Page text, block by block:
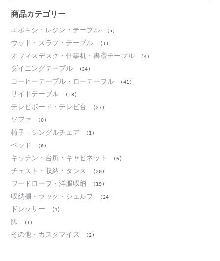
ブ
商品カテゴリー
エポキシ・レジン・テーブル (5)
ウッド・スラブ・テーブル (11)
オフィスデスク・仕事机・書斎テーブル (4)
ダイニングテーブル (34)
コーヒーテーブル・ローテーブル (41)
サイドテーブル (18)
テレビボード・テレビ台 (27)
ソファ (0)
椅子・シングルチェア (1)
ベッド (0)
キッチン・台所・キャビネット (6)
チェスト・収納・タンス (20)
ワードローブ・洋服収納 (19)
収納棚・ラック・シェルフ (24)
ドレッサー (4)
脚 (1)
その他・カスタマイズ (2)